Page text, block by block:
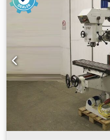
Pomaci na X i Z osi
Brzi pomaci na X i Z osi
precizan alatni glodalni
alata te držač s kompletom
korisnički priručnik uključen